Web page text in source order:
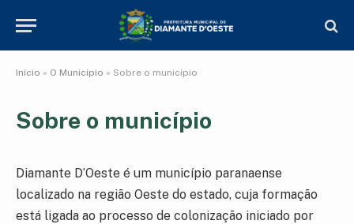
Início » O Município » Sobre o município
Sobre o município
Diamante D’Oeste é um município paranaense
localizado na região Oeste do estado, cuja formação
está ligada ao processo de colonização iniciado por